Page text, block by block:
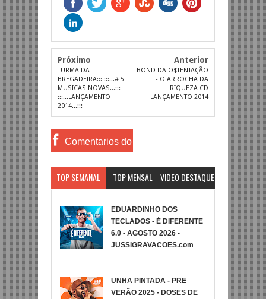
Próximo
TURMA DA
BREGADEIRA::: :::...# 5
MUSICAS NOVAS...:::
:::...LANÇAMENTO
2014...:::
Anterior
BOND DA O$TENTAÇÃO
- O ARROCHA DA
RIQUEZA CD
LANÇAMENTO 2014
Comentarios do
TOP SEMANAL TOP MENSAL VIDEO DESTAQUE
EDUARDINHO DOS
TECLADOS - É DIFERENTE
6.0 - AGOSTO 2026 -
JUSSIGRAVACOES.com
UNHA PINTADA - PRE
VERÃO 2025 - DOSES DE